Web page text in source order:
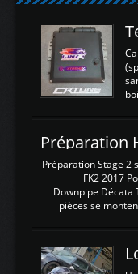
Préparation Stage 2
FK2 2017
Downpipe Décata
pièces se
légere découpe
negénant